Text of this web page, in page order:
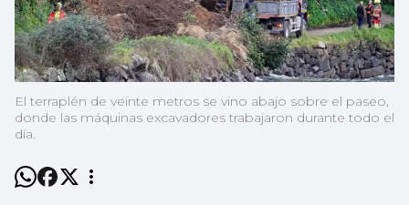
El terraplén de veinte metros se vino abajo sobre el paseo,
donde las máquinas excavadores trabajaron durante todo el
día.